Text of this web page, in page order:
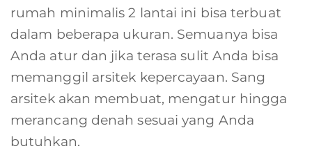
rumah minimalis 2 lantai ini bisa terbuat
dalam beberapa ukuran. Semuanya bisa
Anda atur dan jika terasa sulit Anda bisa
memanggil arsitek kepercayaan. Sang
arsitek akan membuat, mengatur hingga
merancang denah sesuai yang Anda
butuhkan.